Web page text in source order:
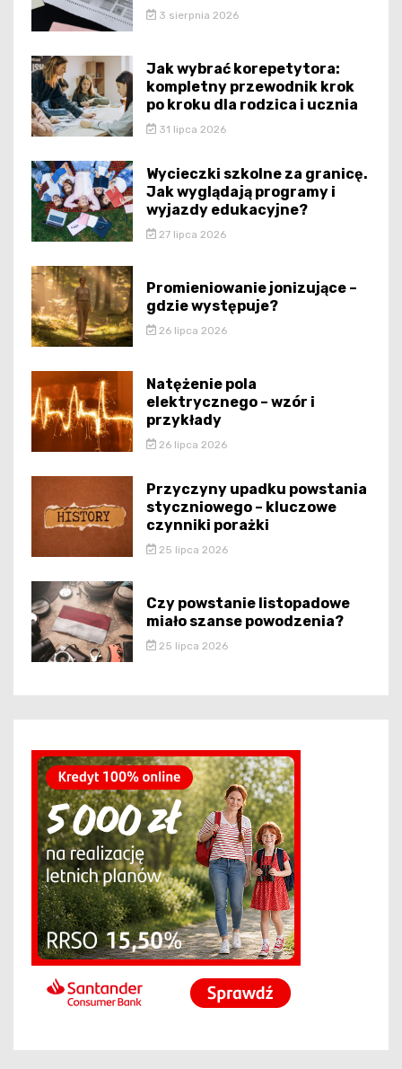
3 sierpnia 2026
Jak wybrać korepetytora:
kompletny przewodnik krok
po kroku dla rodzica i ucznia
31 lipca 2026
Wycieczki szkolne za granicę.
Jak wyglądają programy i
wyjazdy edukacyjne?
27 lipca 2026
Promieniowanie jonizujące –
gdzie występuje?
26 lipca 2026
Natężenie pola
elektrycznego – wzór i
przykłady
26 lipca 2026
Przyczyny upadku powstania
styczniowego – kluczowe
czynniki porażki
25 lipca 2026
Czy powstanie listopadowe
miało szanse powodzenia?
25 lipca 2026